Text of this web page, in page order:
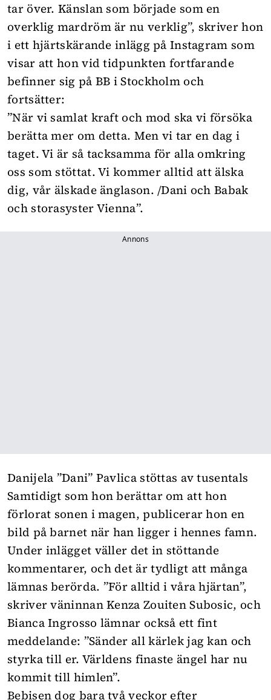
tar över. Känslan som började som en
overklig mardröm är nu verklig”, skriver hon
i ett hjärtskärande inlägg på Instagram som
visar att hon vid tidpunkten fortfarande
befinner sig på BB i Stockholm och
fortsätter:
”När vi samlat kraft och mod ska vi försöka
berätta mer om detta. Men vi tar en dag i
taget. Vi är så tacksamma för alla omkring
oss som stöttat. Vi kommer alltid att älska
dig, vår älskade änglason. /Dani och Babak
och storasyster Vienna”.
Annons
Danijela ”Dani” Pavlica stöttas av tusentals
Samtidigt som hon berättar om att hon
förlorat sonen i magen, publicerar hon en
bild på barnet när han ligger i hennes famn.
Under inlägget väller det in stöttande
kommentarer, och det är tydligt att många
lämnas berörda. ”För alltid i våra hjärtan”,
skriver väninnan Kenza Zouiten Subosic, och
Bianca Ingrosso lämnar också ett fint
meddelande: ”Sänder all kärlek jag kan och
styrka till er. Världens finaste ängel har nu
kommit till himlen”.
Bebisen dog bara två veckor efter